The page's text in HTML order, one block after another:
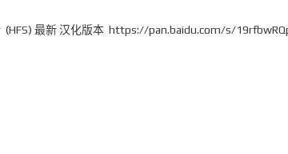
(HFS) 最新 汉化版本https://pan.baidu.com/s/